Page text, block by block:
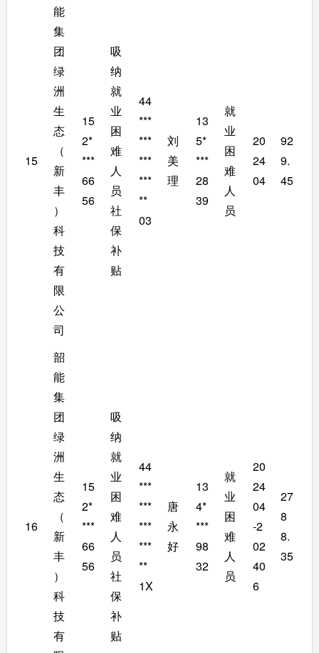
15
能
集
团
绿
洲
生
态
（
新
丰
）
科
技
有
限
公
司
15
2*
***
66
56
吸
纳
就
业
困
难
人
员
社
保
补
贴
44
***
***
***
***
**
03
刘
美
理
13
5*
***
28
39
就
业
困
难
人
员
20
24
04
92
9.
45
16
韶
能
集
团
绿
洲
生
态
（
新
丰
）
科
技
有
15
2*
***
66
56
吸
纳
就
业
困
难
人
员
社
保
补
贴
44
***
***
***
***
**
1X
唐
永
好
13
4*
***
98
32
就
业
困
难
人
员
20
24
04
-2
02
40
6
27
8
8.
35